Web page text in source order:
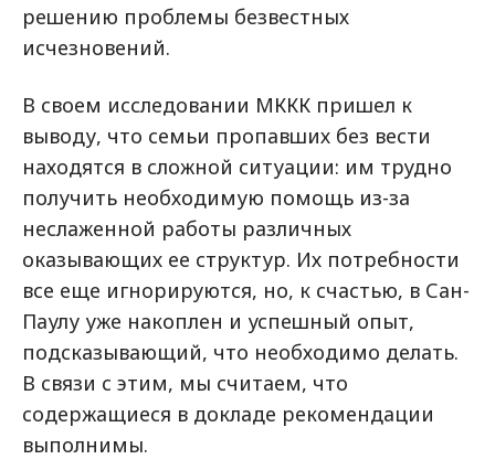
решению проблемы безвестных
исчезновений.
В своем исследовании МККК пришел к
выводу, что семьи пропавших без вести
находятся в сложной ситуации: им трудно
получить необходимую помощь из-за
неслаженной работы различных
оказывающих ее структур. Их потребности
все еще игнорируются, но, к счастью, в Сан-
Паулу уже накоплен и успешный опыт,
подсказывающий, что необходимо делать.
В связи с этим, мы считаем, что
содержащиеся в докладе рекомендации
выполнимы.